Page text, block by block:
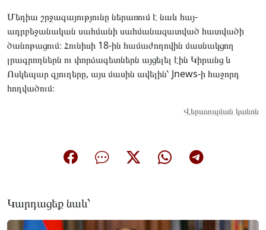
Մեդիա շրջագայությունը ներառում է նաև հայ-
ադրբեջանական սահմանի սահմանազատված հատվածի
ծանոթացում։ Հունիսի 18-ին համաժողովին մասնակցող
լրագրողներն ու փորձագետներն այցելել էին Կիրանց և
Ոսկեպար գյուղերը, այս մասին ավելին՝ Jnews-ի հաջորդ
հոդվածում։
Վերատպման կանոն
Կարդացեք նաև՝